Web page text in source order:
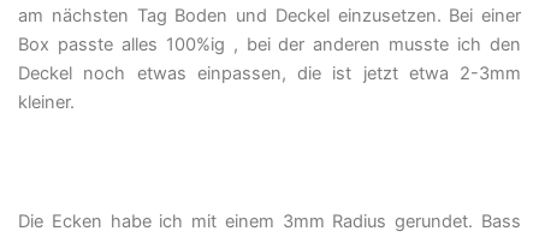
am nächsten Tag Boden und Deckel einzusetzen. Bei einer
Box passte alles 100%ig , bei der anderen musste ich den
Deckel noch etwas einpassen, die ist jetzt etwa 2-3mm
kleiner.
Die Ecken habe ich mit einem 3mm Radius gerundet. Bass